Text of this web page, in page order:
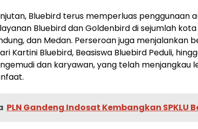
Bluebird terus memperluas penggunaan
Bluebird dan Goldenbird di sejumlah
dan Medan. Perseroan juga menjalankan
Kartini Bluebird, Beasiswa Bluebird Peduli,
dan karyawan, yang telah menjangkau
PLN Gandeng Indosat Kembangkan SPKLU